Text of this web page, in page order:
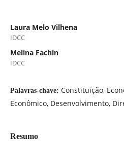
Laura Melo Vilhena
IDCC
Melina Fachin
IDCC
Palavras-chave: Constituição,
Econômico, Desenvolvimento,
Resumo